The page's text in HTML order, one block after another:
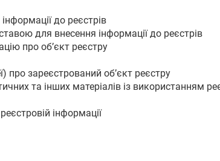
до реєстрів
для внесення інформації до реєстрів
про об’єкт реєстру
про зареєстрований об’єкт реєстру
та інших матеріалів із використанням
інформації